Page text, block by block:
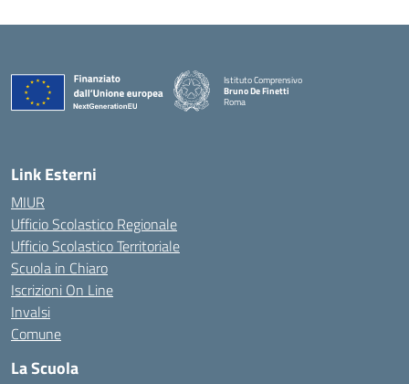
Istituto Comprensivo
Bruno De Finetti
Roma
Link Esterni
MIUR
Ufficio Scolastico Regionale
Ufficio Scolastico Territoriale
Scuola in Chiaro
Iscrizioni On Line
Invalsi
Comune
La Scuola